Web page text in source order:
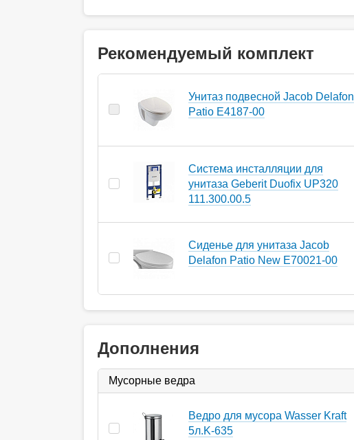
Рекомендуемый комплект
Унитаз подвесной Jacob Delafon
Patio Е4187-00
Система инсталляции для
унитаза Geberit Duofix UP320
111.300.00.5
Сиденье для унитаза Jacob
Delafon Patio New E70021-00
Дополнения
Мусорные ведра
Ведро для мусора Wasser Kraft
5л.K-635